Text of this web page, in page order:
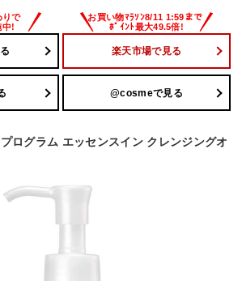
楽天市場で見る
@cosmeで見る
ログラム エッセンスイン クレンジングオ